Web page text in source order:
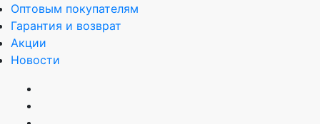
Оптовым покупателям
Гарантия и возврат
Акции
Новости